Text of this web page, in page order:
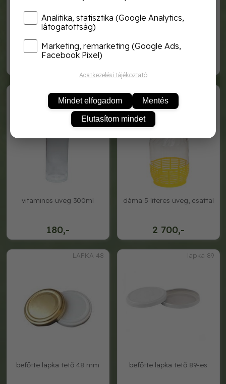
üveg 196 ml
üveg
180,-
vitaminos üveg 300ml
2 700,-
dáma 5 literes üveg, csattal
LAPKA 48
befőtte lapka tető 48 mm
lapka 89
befőtte lapka tető 89-es
Analitika, statisztika (Google Analytics,
látogatottság)
Marketing, remarketing (Google Ads,
Facebook Pixel)
Adatkezelési tájékoztató
Mindet elfogadom Mentés
Elutasítom mindet